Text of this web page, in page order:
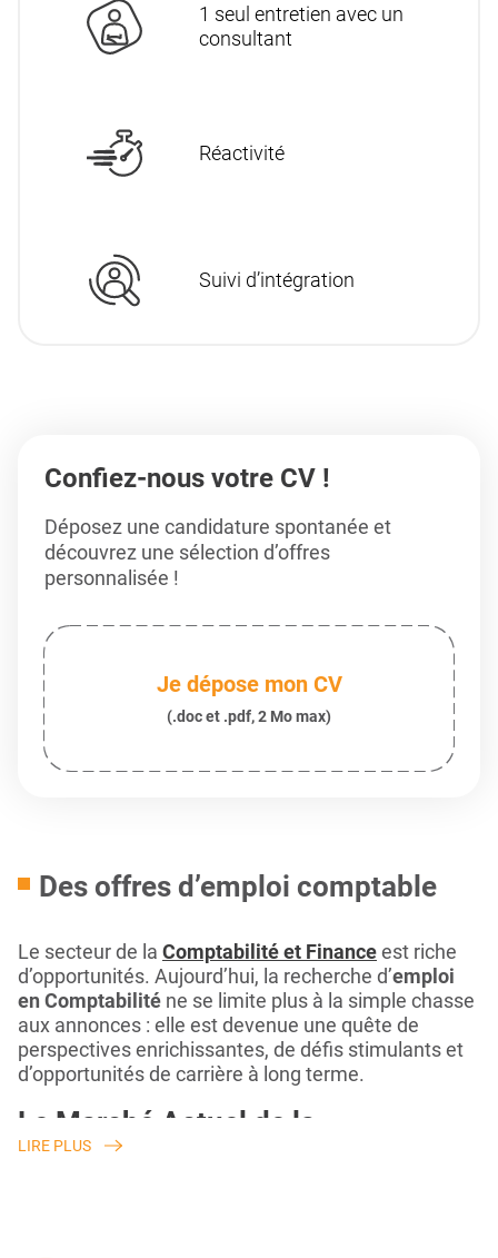
1 seul entretien avec un
consultant
Réactivité
Suivi d’intégration
Confiez-nous votre CV !
Déposez une candidature spontanée et
découvrez une sélection d’offres
personnalisée !
Je dépose mon CV
(.doc et .pdf, 2 Mo max)
Des offres d’emploi comptable
Le secteur de la Comptabilité et Financeest riche
d’opportunités. Aujourd’hui, la recherche d’emploi
en Comptabilité ne se limite plus à la simple chasse
aux annonces : elle est devenue une quête de
perspectives enrichissantes, de défis stimulants et
d’opportunités de carrière à long terme.
Le Marché Actuel de la
Comptabilité
LIRE PLUS